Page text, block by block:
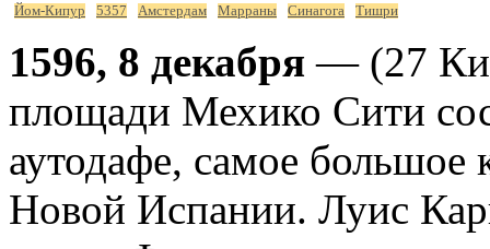
Йом-Кипур 5357 Амстердам Марраны Синагога Тишри
1596, 8 декабря — (27
площади Мехико Сити
аутодафе, самое большое
Новой Испании. Луис